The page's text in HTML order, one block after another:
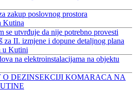
zakup poslovnog prostora
Kutina
se utvrđuje da nije potrebno provesti
za II. izmjene i dopune detaljnog plana
u Kutini
na elektroinstalacijama na objektu
O DEZINSEKCIJI KOMARACA NA